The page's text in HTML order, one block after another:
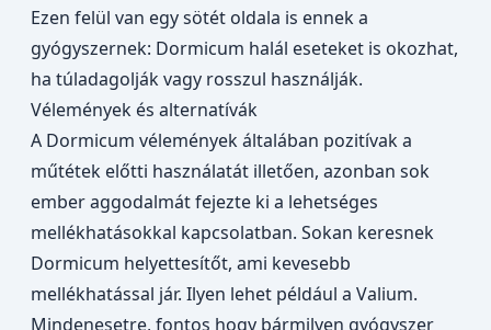
Ezen felül van egy sötét oldala is ennek a
gyógyszernek: Dormicum halál eseteket is okozhat,
ha túladagolják vagy rosszul használják.
Vélemények és alternatívák
A Dormicum vélemények általában pozitívak a
műtétek előtti használatát illetően, azonban sok
ember aggodalmát fejezte ki a lehetséges
mellékhatásokkal kapcsolatban. Sokan keresnek
Dormicum helyettesítőt, ami kevesebb
mellékhatással jár. Ilyen lehet például a Valium.
Mindenesetre, fontos hogy bármilyen gyógyszer